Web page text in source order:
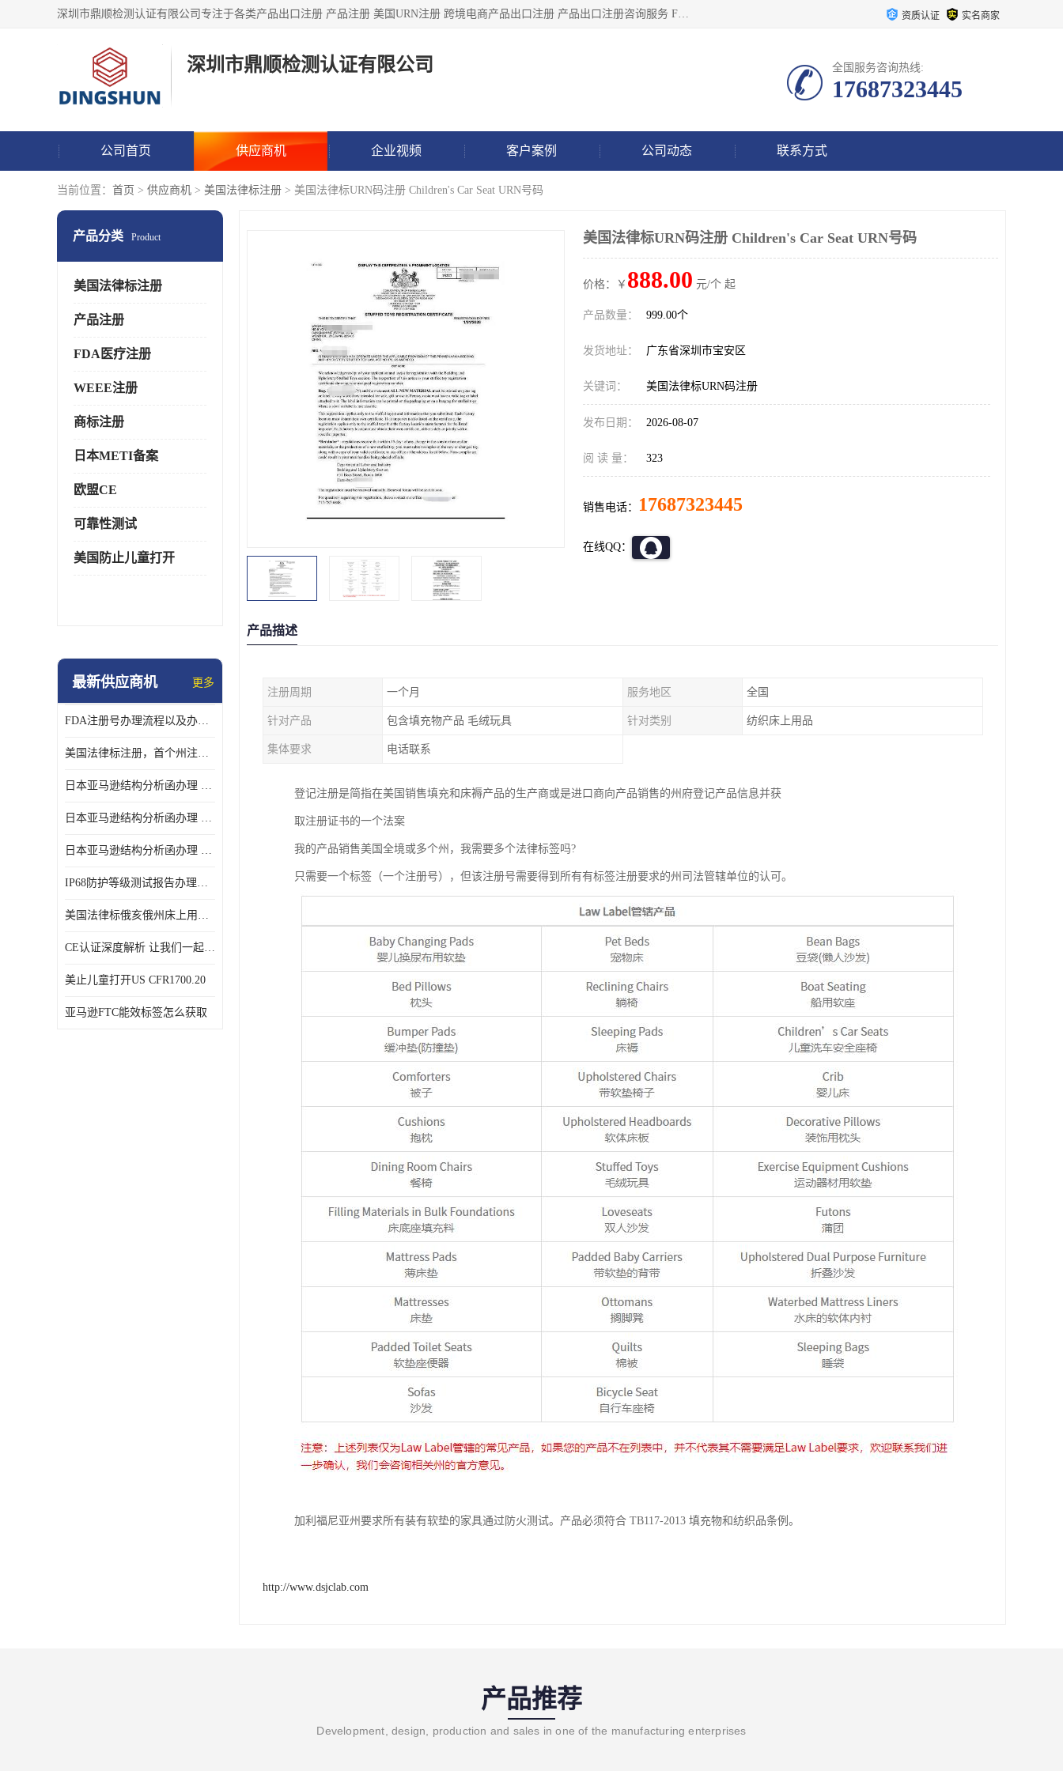
深圳市鼎顺检测认证有限公司专注于各类产品出口注册 产品注册 美国URN注册 跨境电商产品出口注册 产品出口注册咨询服务 FDA食品注册等我们是一家商务服务公司，为客户提供商标注册，本公司实力雄厚，能满足客户多种需求。 资质认证 实名商家
深圳市鼎顺检测认证有限公司 全国服务咨询热线:
17687323445
公司首页 供应商机 企业视频 客户案例 公司动态 联系方式
当前位置： 首页 > 供应商机 > 美国法律标注册 > 美国法律标URN码注册 Children's Car Seat URN号码
产品分类 Product
美国法律标注册
产品注册
FDA医疗注册
WEEE注册
商标注册
日本METI备案
欧盟CE
可靠性测试
美国防止儿童打开
最新供应商机 更多
FDA注册号办理流程以及办理周期是多久
美国法律标注册，首个州注册该如何选择
日本亚马逊结构分析函办理 日本亚马逊 电饭煲
日本亚马逊结构分析函办理 日本亚马逊 热水壶等；
日本亚马逊结构分析函办理 日本亚马逊 果汁搅拌机
IP68防护等级测试报告办理标准要求
美国法律标俄亥俄州床上用品许可证讲解！
CE认证深度解析 让我们一起来认识CE认证
美止儿童打开US CFR1700.20
亚马逊FTC能效标签怎么获取
美国法律标URN码注册 Children's Car Seat URN号码
价格：￥ 888.00 元/个 起
产品数量： 999.00个
发货地址： 广东省深圳市宝安区
关键词： 美国法律标URN码注册
发布日期： 2026-08-07
阅 读 量： 323
销售电话： 17687323445
在线QQ：
产品描述
注册周期 一个月 服务地区 全国
针对产品 包含填充物产品 毛绒玩具 针对类别 纺织床上用品
集体要求 电话联系
登记注册是简指在美国销售填充和床褥产品的生产商或是进口商向产品销售的州府登记产品信息并获
取注册证书的一个法案
我的产品销售美国全境或多个州，我需要多个法律标签吗?
只需要一个标签（一个注册号），但该注册号需要得到所有有标签注册要求的州司法管辖单位的认可。
加利福尼亚州要求所有装有软垫的家具通过防火测试。产品必须符合 TB117-2013 填充物和纺织品条例。
http://www.dsjclab.com
产品推荐
Development, design, production and sales in one of the manufacturing enterprises